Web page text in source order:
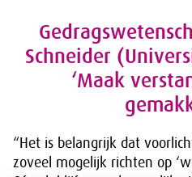
Schneider
‘Maak
“Het is belangrijk dat
zoveel mogelijk richten op